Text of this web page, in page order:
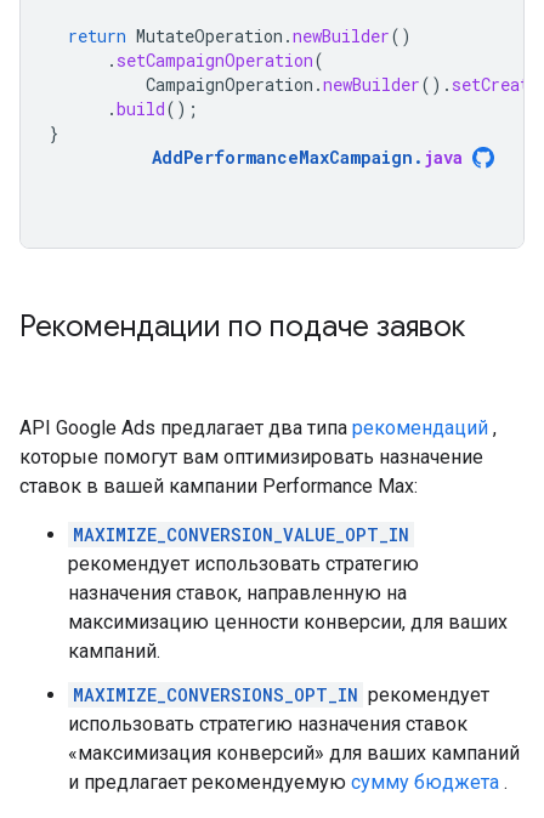
return MutateOperation .newBuilder()
. setCampaignOperation(
CampaignOperation .newBuilder(). setCreate
.build();
}
AddPerformanceMaxCampaign . java
Рекомендации по подаче заявок
API Google Ads предлагает два типа рекомендаций ,
которые помогут вам оптимизировать назначение
ставок в вашей кампании Performance Max:
MAXIMIZE_CONVERSION_VALUE_OPT_IN
рекомендует использовать стратегию
назначения ставок, направленную на
максимизацию ценности конверсии, для ваших
кампаний.
MAXIMIZE_CONVERSIONS_OPT_IN рекомендует
использовать стратегию назначения ставок
«максимизация конверсий» для ваших кампаний
и предлагает рекомендуемую сумму бюджета .